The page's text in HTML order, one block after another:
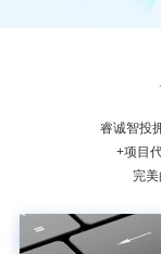
睿诚智投
+项目
完美